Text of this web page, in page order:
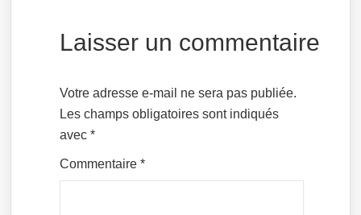
Laisser un commentaire
Votre adresse e-mail ne sera pas publiée.
Les champs obligatoires sont indiqués
avec*
Commentaire*